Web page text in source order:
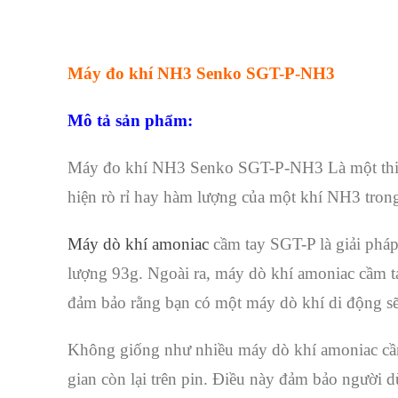
Máy đo khí NH3 Senko SGT-P-NH3
Mô tả sản phẩm:
Máy đo khí NH3 Senko SGT-P-NH3 Là một
hiện rò rỉ hay hàm lượng của một khí NH3
Máy dò khí amoniac cầm tay SGT-P là giải
lượng 93g. Ngoài ra, máy dò khí amoniac cầm
đảm bảo rằng bạn có một máy dò khí di động
Không giống như nhiều máy dò khí amoniac
gian còn lại trên pin. Điều này đảm bảo người